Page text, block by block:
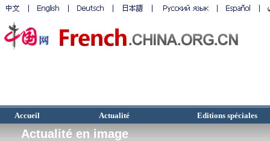
Accueil Actualité Editions spéciales
Actualité en image